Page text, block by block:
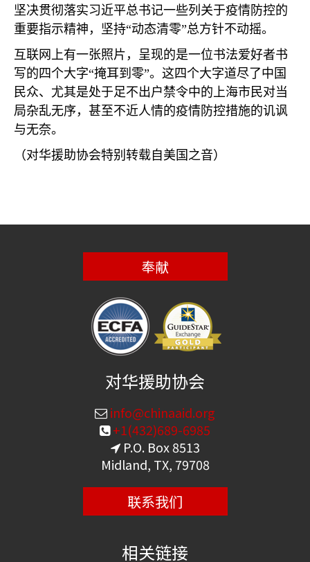
坚决贯彻落实习近平总书记一些列关于疫情防控的
重要指示精神，坚持“动态清零”总方针不动摇。
互联网上有一张照片，呈现的是一位书法爱好者书
写的四个大字“掩耳到零”。这四个大字道尽了中国
民众、尤其是处于足不出户禁令中的上海市民对当
局杂乱无序，甚至不近人情的疫情防控措施的讥讽
与无奈。
（对华援助协会特别转载自美国之音）
奉献
对华援助协会
info@chinaaid.org
+1(432)689-6985
P.O. Box 8513
Midland, TX, 79708
联系我们
相关链接